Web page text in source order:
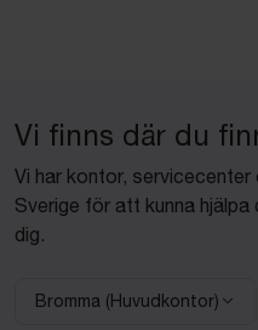
Vi finns där du
Vi har kontor,
Sverige för att kunna hjälpa
dig.
Välj anläggning:
Bromma (Huvudkontor)